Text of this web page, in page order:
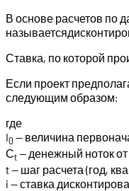
В основе расчетов по
Ставка, по которой
Если проект
следующим образом:
где
I0 — величина
Сt— денежный ноток
t — шаг расчета (год,
i — ставка